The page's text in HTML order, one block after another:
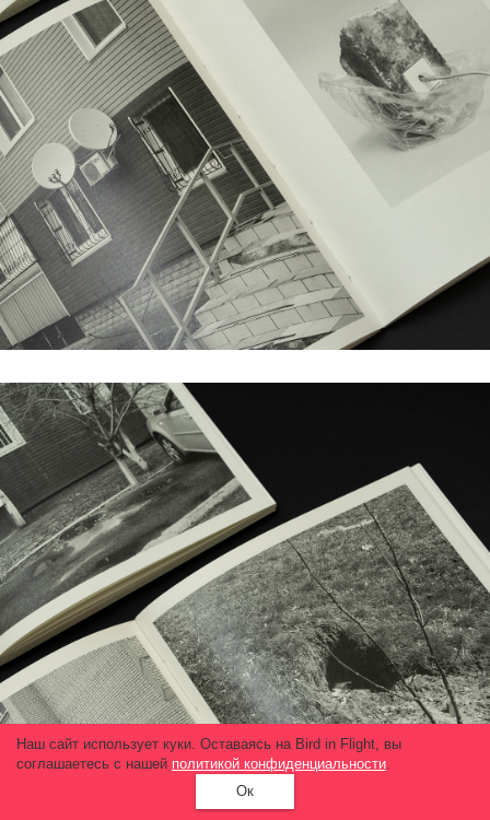
Наш сайт использует куки. Оставаясь на Bird in Flight, вы
соглашаетесь с нашей политикой конфиденциальности.
Ок